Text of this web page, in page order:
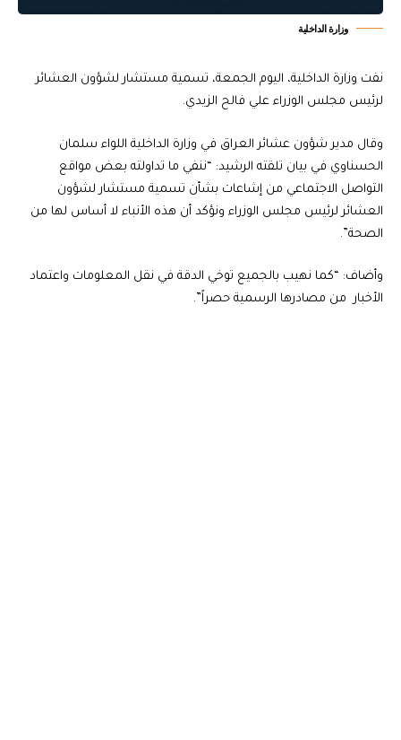
وزارة الداخلية
نفت وزارة الداخلية، اليوم الجمعة، تسمية مستشار لشؤون العشائر
لرئيس مجلس الوزراء علي فالح الزيدي.
وقال مدير شؤون عشائر العراق في وزارة الداخلية اللواء سلمان
الحسناوي في بيان تلقته الرشيد: “ننفي ما تداولته بعض مواقع
التواصل الاجتماعي من إشاعات بشأن تسمية مستشار لشؤون
العشائر لرئيس مجلس الوزراء ونؤكد أن هذه الأنباء لا أساس لها من
الصحة”.
وأضاف: “كما نهيب بالجميع توخي الدقة في نقل المعلومات واعتماد
الأخبار من مصادرها الرسمية حصراً”.